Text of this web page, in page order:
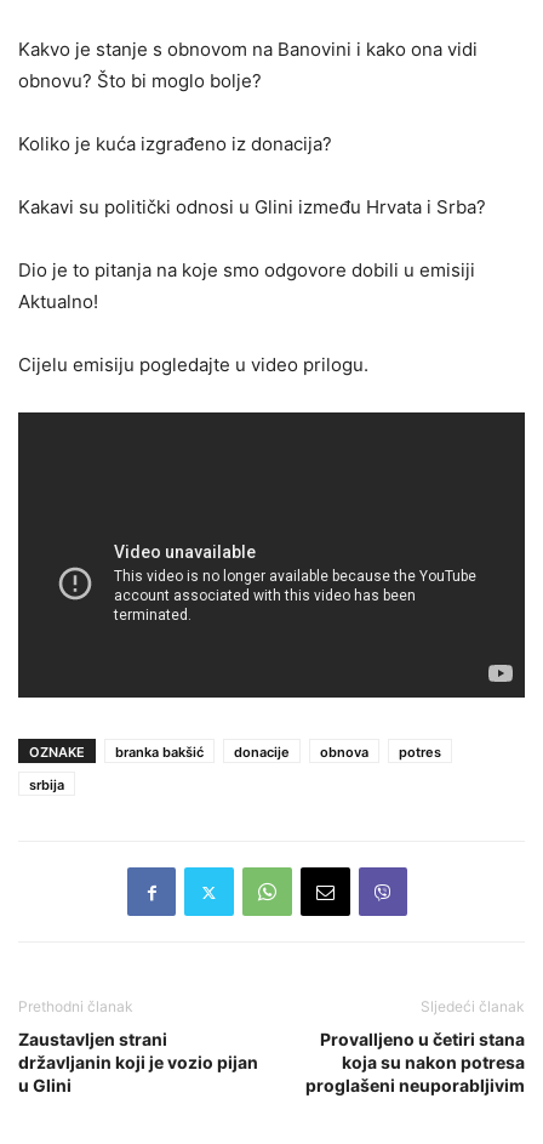
Kakvo je stanje s obnovom na Banovini i kako ona vidi
obnovu? Što bi moglo bolje?
Koliko je kuća izgrađeno iz donacija?
Kakavi su politički odnosi u Glini između Hrvata i Srba?
Dio je to pitanja na koje smo odgovore dobili u emisiji
Aktualno!
Cijelu emisiju pogledajte u video prilogu.
OZNAKE branka bakšić donacije obnova
potres
srbija
Prethodni članak
Zaustavljen strani
državljanin koji je vozio pijan
u Glini
Sljedeći članak
Provalljeno u četiri stana
koja su nakon potresa
proglašeni neuporabljivim